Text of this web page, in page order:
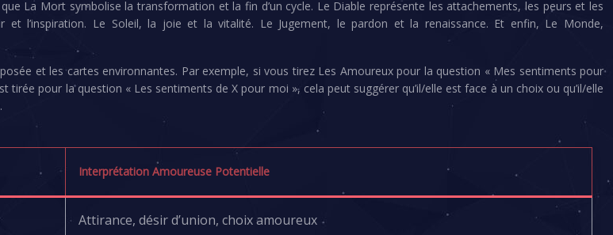
La Mort symbolise la transformation et la fin d’un cycle. Le Diable représente les attachements, les peurs et les
et l’inspiration. Le Soleil, la joie et la vitalité. Le Jugement, le pardon et la renaissance. Et enfin, Le Monde,
et les cartes environnantes. Par exemple, si vous tirez Les Amoureux pour la question « Mes sentiments pour
pour la question « Les sentiments de X pour moi », cela peut suggérer qu’il/elle est face à un choix ou qu’il/elle
Interprétation Amoureuse Potentielle
Attirance, désir d’union, choix amoureux